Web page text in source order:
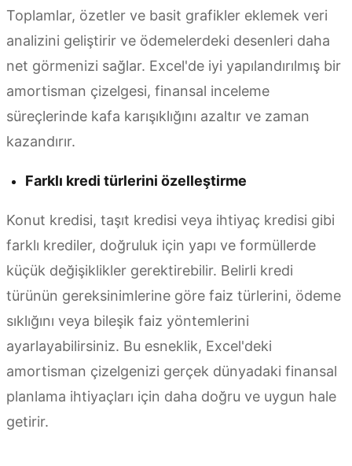
Toplamlar, özetler ve basit grafikler eklemek veri
analizini geliştirir ve ödemelerdeki desenleri daha
net görmenizi sağlar. Excel'de iyi yapılandırılmış bir
amortisman çizelgesi, finansal inceleme
süreçlerinde kafa karışıklığını azaltır ve zaman
kazandırır.
Farklı kredi türlerini özelleştirme
Konut kredisi, taşıt kredisi veya ihtiyaç kredisi gibi
farklı krediler, doğruluk için yapı ve formüllerde
küçük değişiklikler gerektirebilir. Belirli kredi
türünün gereksinimlerine göre faiz türlerini, ödeme
sıklığını veya bileşik faiz yöntemlerini
ayarlayabilirsiniz. Bu esneklik, Excel'deki
amortisman çizelgenizi gerçek dünyadaki finansal
planlama ihtiyaçları için daha doğru ve uygun hale
getirir.